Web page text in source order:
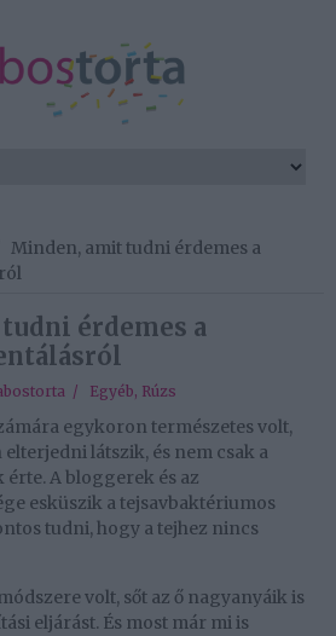
Minden, amit tudni érdemes a
érdemes a
/ Egyéb, Rúzs
egykoron természetes volt,
látszik, és nem csak a
A bloggerek és az
esküszik a tejsavbaktériumos
tudni, hogy a tejhez nincs
volt, sőt az ő nagyanyáik is
eljárást. És most már mi is